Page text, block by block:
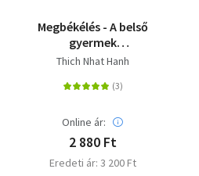
Megbékélés - A belső
gyermek
meggyógyítása
Thich Nhat Hanh
Online ár:
2 880 Ft
Eredeti ár: 3 200 Ft